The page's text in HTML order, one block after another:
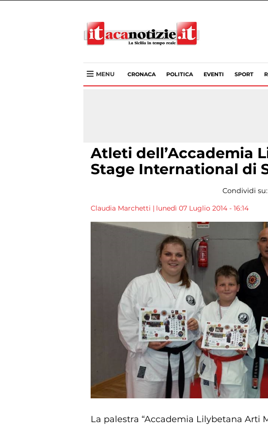
MENU CRONACA POLITICA EVENTI SPORT
Atleti dell’Accademia
Stage International di
Condividi su:
Claudia Marchetti | lunedì 07 Luglio 2014 - 16:14
La palestra “Accademia Lilybetana Arti